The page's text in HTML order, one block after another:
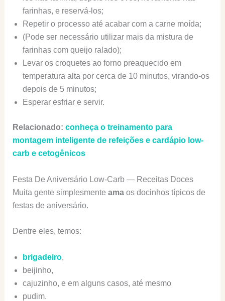
farinhas, e reservá-los;
Repetir o processo até acabar com a carne moída;
(Pode ser necessário utilizar mais da mistura de
farinhas com queijo ralado);
Levar os croquetes ao forno preaquecido em
temperatura alta por cerca de 10 minutos, virando-os
depois de 5 minutos;
Esperar esfriar e servir.
Relacionado: conheça o treinamento para
montagem inteligente de refeições e cardápio low-
carb e cetogênicos
Festa De Aniversário Low-Carb — Receitas Doces
Muita gente simplesmente amaos docinhos típicos de
festas de aniversário.
Dentre eles, temos:
brigadeiro,
beijinho,
cajuzinho, e em alguns casos, até mesmo
pudim.